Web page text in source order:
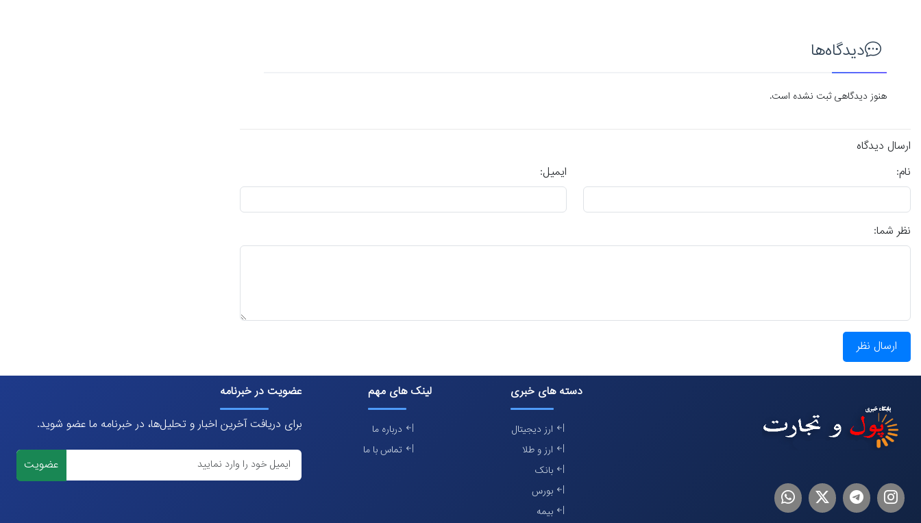
دیدگاه‌ها
هنوز دیدگاهی ثبت نشده است.
ارسال دیدگاه
نام:
ایمیل:
نظر شما:
ارسال نظر
اینستاگرام
تلگرام توییترلینکدین
دسته های خبری
ارز دیجیتال
ارز و طلا
بانک
بورس
بیمه
لینک های مهم
درباره ما
تماس با ما
عضویت در خبرنامه
برای دریافت آخرین اخبار و تحلیل‌ها، در خبرنامه ما عضو شوید.
عضویت